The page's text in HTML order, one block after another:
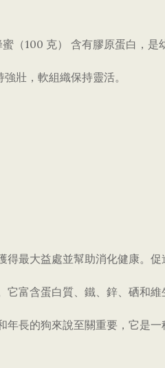
（100 克） 含有膠原蛋白，是
壯，軟組織保持靈活。
最大益處並幫助消化健康。促
富含蛋白質、鐵、鋅、硒和維
長的狗來說至關重要，它是一